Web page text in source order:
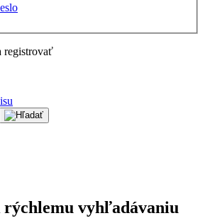
registrovať
rýchlemu vyhľadávaniu